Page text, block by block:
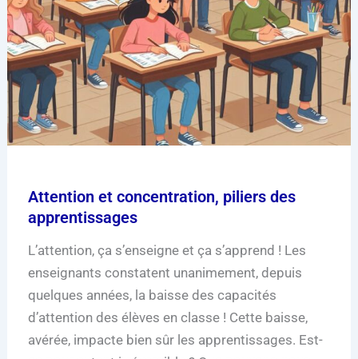
Attention et concentration, piliers des
apprentissages
L’attention, ça s’enseigne et ça s’apprend ! Les
enseignants constatent unanimement, depuis
quelques années, la baisse des capacités
d’attention des élèves en classe ! Cette baisse,
avérée, impacte bien sûr les apprentissages. Est-